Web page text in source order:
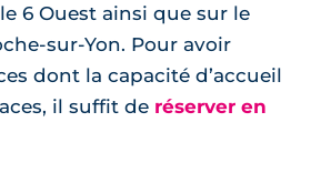
6 Ouest ainsi que sur le
sur-Yon. Pour avoir
dont la capacité d’accueil
il suffit de réserver en